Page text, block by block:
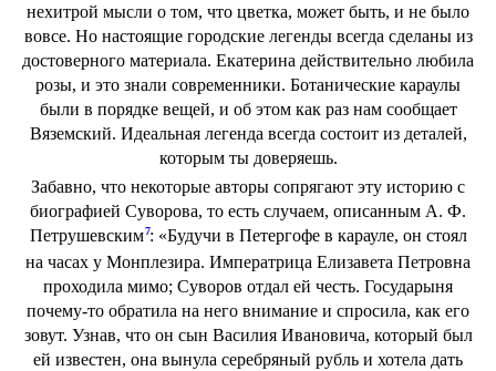
нехитрой мысли о том, что цветка, может быть, и не было
вовсе. Но настоящие городские легенды всегда сделаны из
достоверного материала. Екатерина действительно любила
розы, и это знали современники. Ботанические караулы
были в порядке вещей, и об этом как раз нам сообщает
Вяземский. Идеальная легенда всегда состоит из деталей,
которым ты доверяешь.
Забавно, что некоторые авторы сопрягают эту историю с
биографией Суворова, то есть случаем, описанным А. Ф.
Петрушевским7: «Будучи в Петергофе в карауле, он стоял
на часах у Монплезира. Императрица Елизавета Петровна
проходила мимо; Суворов отдал ей честь. Государыня
почему-то обратила на него внимание и спросила, как его
зовут. Узнав, что он сын Василия Ивановича, который был
ей известен, она вынула серебряный рубль и хотела дать